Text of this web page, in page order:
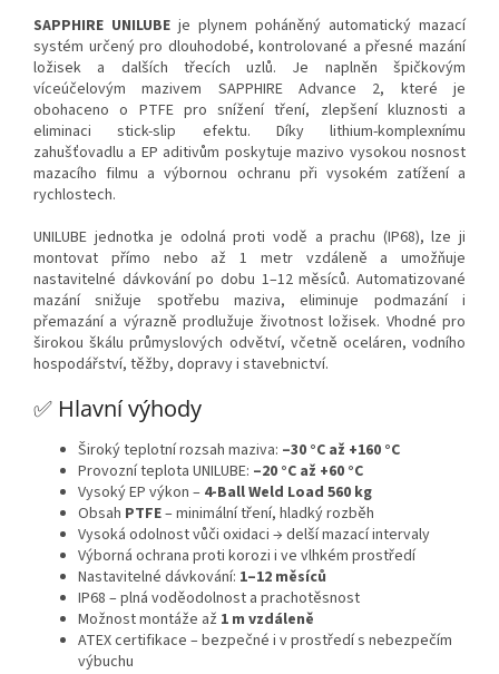
SAPPHIRE UNILUBE je plynem poháněný automatický mazací
systém určený pro dlouhodobé, kontrolované a přesné mazání
ložisek a dalších třecích uzlů. Je naplněn špičkovým
víceúčelovým mazivem SAPPHIRE Advance 2, které je
obohaceno o PTFE pro snížení tření, zlepšení kluznosti a
eliminaci stick-slip efektu. Díky lithium-komplexnímu
zahušťovadlu a EP aditivům poskytuje mazivo vysokou nosnost
mazacího filmu a výbornou ochranu při vysokém zatížení a
rychlostech.
UNILUBE jednotka je odolná proti vodě a prachu (IP68), lze ji
montovat přímo nebo až 1 metr vzdáleně a umožňuje
nastavitelné dávkování po dobu 1–12 měsíců. Automatizované
mazání snižuje spotřebu maziva, eliminuje podmazání i
přemazání a výrazně prodlužuje životnost ložisek. Vhodné pro
širokou škálu průmyslových odvětví, včetně oceláren, vodního
hospodářství, těžby, dopravy i stavebnictví.
✅ Hlavní výhody
Široký teplotní rozsah maziva: –30 °C až +160 °C
Provozní teplota UNILUBE: –20 °C až +60 °C
Vysoký EP výkon – 4-Ball Weld Load 560 kg
Obsah PTFE– minimální tření, hladký rozběh
Vysoká odolnost vůči oxidaci → delší mazací intervaly
Výborná ochrana proti korozi i ve vlhkém prostředí
Nastavitelné dávkování: 1–12 měsíců
IP68 – plná voděodolnost a prachotěsnost
Možnost montáže až 1 m vzdáleně
ATEX certifikace – bezpečné i v prostředí s nebezpečím
výbuchu